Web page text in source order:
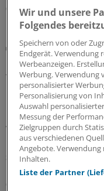
06.08.2026
Sonderbericht
Biomarker gegen
Typ-2-Diabetes und
Erkrankungen: Sie
Organsysteme aus
Kosten.
Versorgung die
Blick nimmt und
Sonderbericht
Deutschland GmbH,
03.08.2026
Wir und unsere
Folgendes
Speichern von oder
Endgerät. Verwendung
Werbeanzeigen.
Werbung. Verwendung
personalisierter
Personalisierung von
Auswahl
Messung der
Zielgruppen durch
aus verschiedenen
Angebote.
Inhalten.
Liste der Partner